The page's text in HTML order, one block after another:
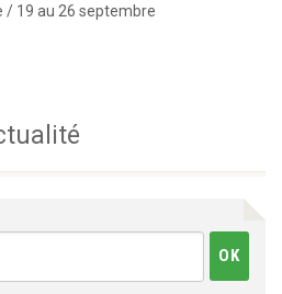
/ 19 au 26 septembre